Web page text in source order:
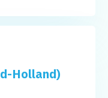
Holland)